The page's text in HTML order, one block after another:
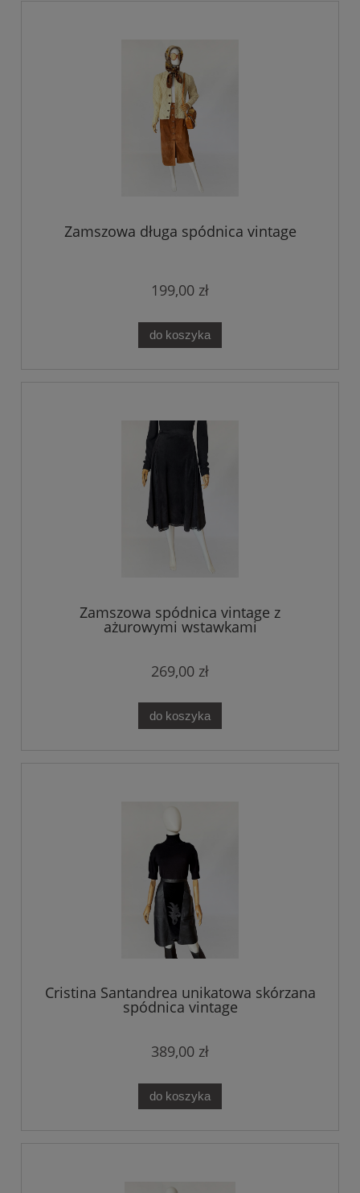
Zamszowa długa spódnica vintage
199,00 zł
do koszyka
Zamszowa spódnica vintage z
ażurowymi wstawkami
269,00 zł
do koszyka
Cristina Santandrea unikatowa skórzana
spódnica vintage
389,00 zł
do koszyka